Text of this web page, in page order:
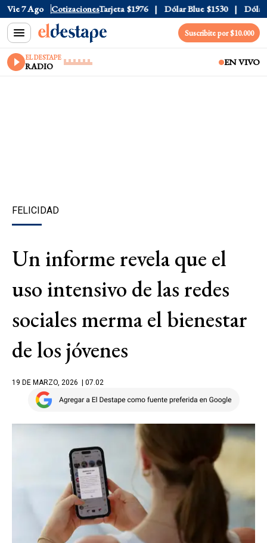
Vie 7 Ago Cotizaciones
$1520 Dólar Tarjeta $1976 Dólar Blue $1530 Dólar CCL
Suscribite por $10.000
EL DESTAPE
RADIO EN VIVO
FELICIDAD
Un informe revela que el
uso intensivo de las redes
sociales merma el bienestar
de los jóvenes
19 DE MARZO, 2026 | 07.02